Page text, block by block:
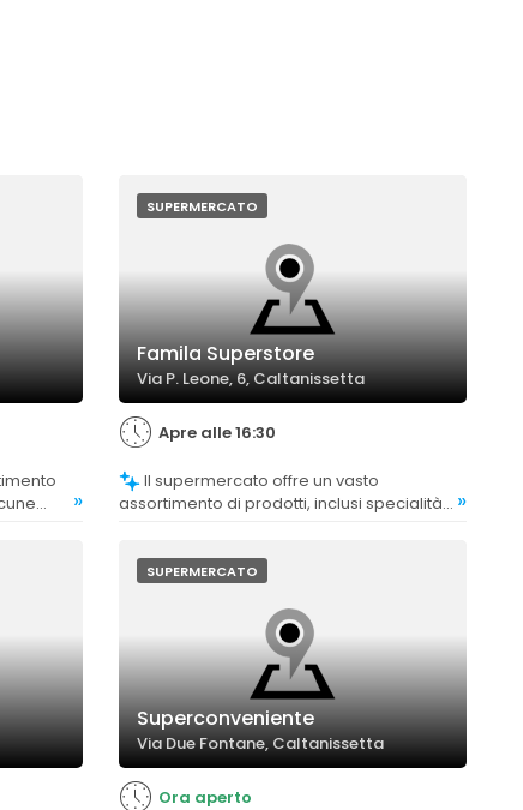
»
SUPERMERCATO
Famila Superstore
Via P. Leone, 6, Caltanissetta
Apre alle 16:30
Il supermercato offre un vasto
assortimento di prodotti, inclusi specialità
clientela.
»
SUPERMERCATO
Superconveniente
Via Due Fontane, Caltanissetta
Ora aperto